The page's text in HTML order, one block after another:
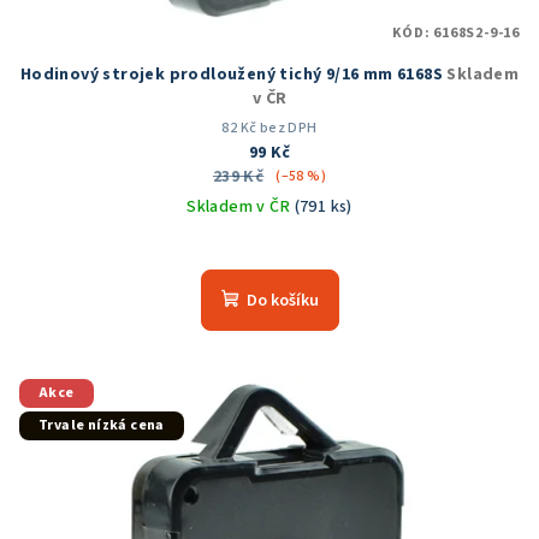
Hodinový strojek prodloužený tichý 9/16 mm 6168S Skladem
v ČR
82 Kč bez DPH
99 Kč
239 Kč (–58 %)
Skladem v ČR (791 ks)
hodnocení
produktu
5
hvězdiček.
Do košíku
KÓD: 6168S2-9-16
Akce
Trvale nízká cena